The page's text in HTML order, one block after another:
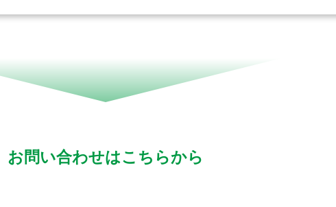
お問い合わせはこちらから